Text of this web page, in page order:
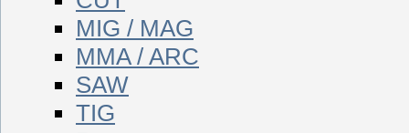
MIG / MAG
MMA / ARC
SAW
TIG